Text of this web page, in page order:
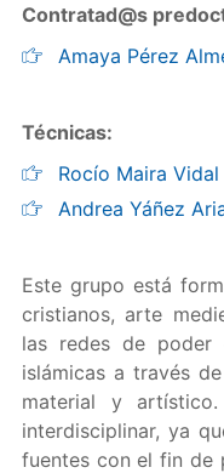
Contratad@s
Amaya Pérez
Técnicas:
Rocío Maira Vidal
Andrea Yáñez
Este grupo está
cristianos, arte
las redes de poder
islámicas a través
material y
interdisciplinar, ya
fuentes con el fin de